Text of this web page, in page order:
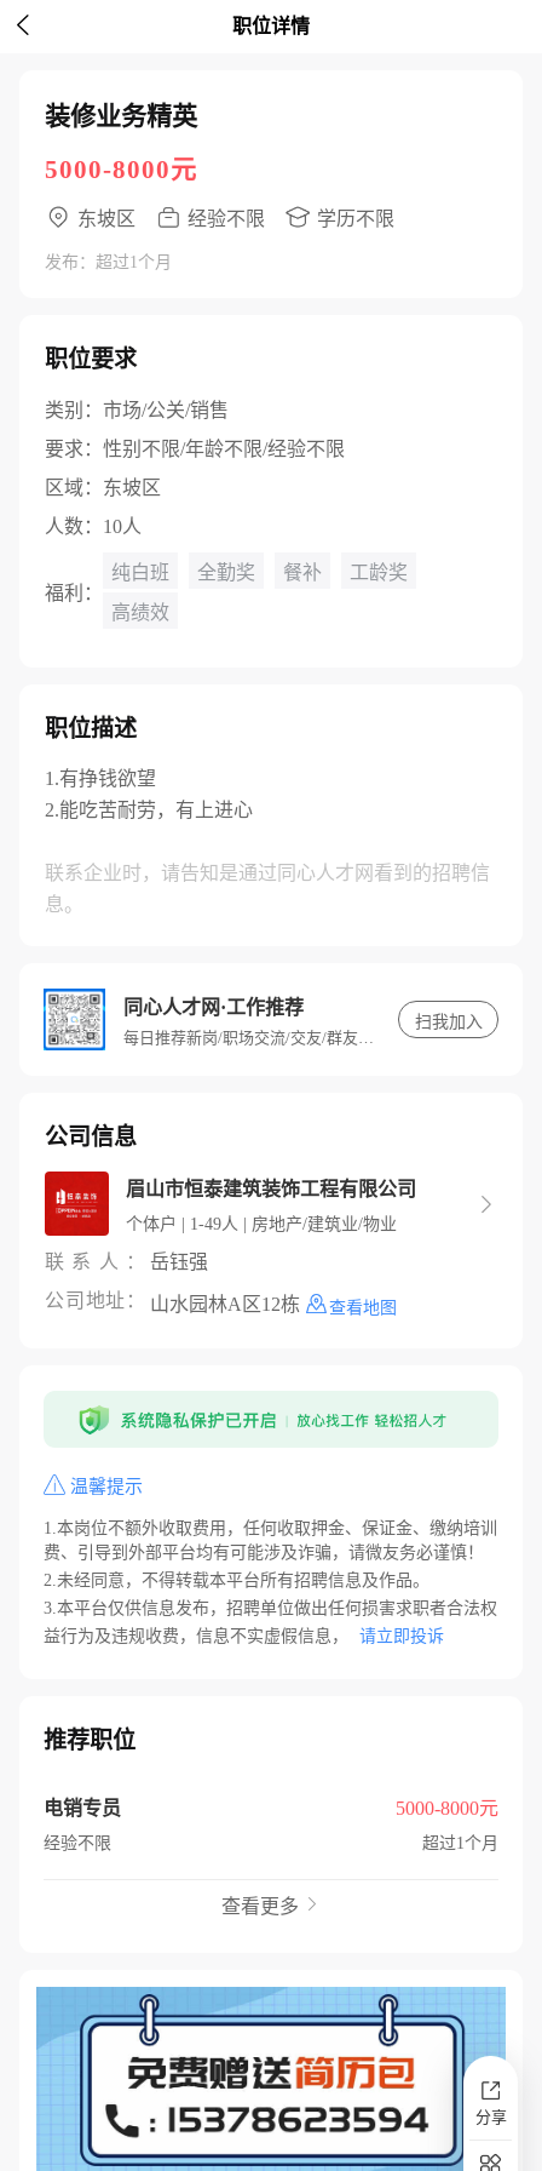
 职位详情
装修业务精英
5000-8000元
东坡区 经验不限 学历不限
发布：超过1个月
职位要求
类别： 市场/公关/销售
要求： 性别不限/年龄不限/经验不限
区域： 东坡区
人数： 10人
福利：
纯白班 全勤奖 餐补
工龄奖
高绩效
职位描述
1.有挣钱欲望
2.能吃苦耐劳，有上进心
联系企业时，请告知是通过同心人才网看到的招聘信
息。
同心人才网·工作推荐
每日推荐新岗/职场交流/交友/群友专属福利
扫我加入
公司信息
眉山市恒泰建筑装饰工程有限公司
个体户 | 1-49人 | 房地产/建筑业/物业

联系人：
岳钰强
公司地址：
山水园林A区12栋 查看地图
温馨提示
1.本岗位不额外收取费用，任何收取押金、保证金、缴纳培训
费、引导到外部平台均有可能涉及诈骗，请微友务必谨慎！
2.未经同意，不得转载本平台所有招聘信息及作品。
3.本平台仅供信息发布，招聘单位做出任何损害求职者合法权
益行为及违规收费，信息不实虚假信息，
请立即投诉
推荐职位
电销专员 5000-8000元
经验不限 超过1个月
查看更多 
分享